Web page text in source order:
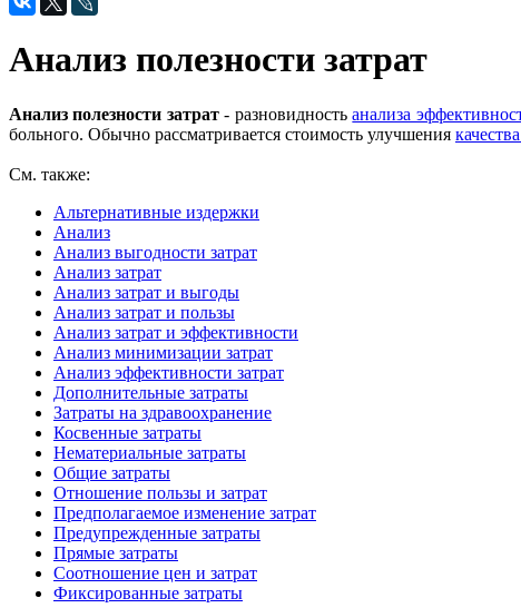
Анализ полезности затрат
Анализ полезности затрат- разновидностьанализа
больного. Обычно рассматривается стоимость улучшения
См. также:
Альтернативные издержки
Анализ
Анализ выгодности затрат
Анализ затрат
Анализ затрат и выгоды
Анализ затрат и пользы
Анализ затрат и эффективности
Анализ минимизации затрат
Анализ эффективности затрат
Дополнительные затраты
Затраты на здравоохранение
Косвенные затраты
Нематериальные затраты
Общие затраты
Отношение пользы и затрат
Предполагаемое изменение затрат
Предупрежденные затраты
Прямые затраты
Соотношение цен и затрат
Фиксированные затраты